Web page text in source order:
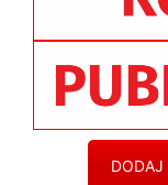
DODAJ